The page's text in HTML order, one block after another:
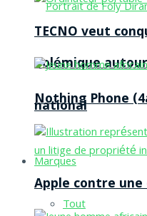
Polémique
national
Marques
Tout
TECNO veut
Nothing Phone
Apple contre